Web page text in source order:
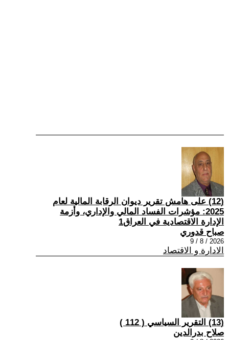
(12) على هامش تقرير ديوان الرقابة المالية لعام
2025: مؤشرات الفساد المالي والإداري، وأزمة
الإدارة الاقتصادية في العراق1
صباح قدوري
2026 / 8 / 9
الادارة و الاقتصاد
(13) التقرير السياسي ( 112 )
صلاح بدرالدين